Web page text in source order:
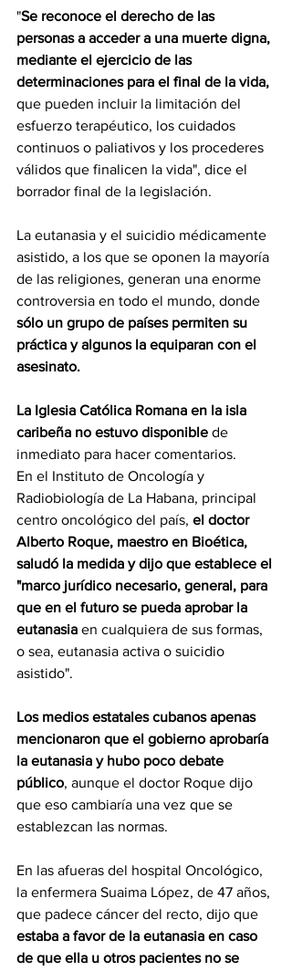
"Se reconoce el derecho de las
personas a acceder a una muerte digna,
mediante el ejercicio de las
determinaciones para el final de la vida,
que pueden incluir la limitación del
esfuerzo terapéutico, los cuidados
continuos o paliativos y los procederes
válidos que finalicen la vida", dice el
borrador final de la legislación.
La eutanasia y el suicidio médicamente
asistido, a los que se oponen la mayoría
de las religiones, generan una enorme
controversia en todo el mundo, donde
sólo un grupo de países permiten su
práctica y algunos la equiparan con el
asesinato.
La Iglesia Católica Romana en la isla
caribeña no estuvo disponible de
inmediato para hacer comentarios.
En el Instituto de Oncología y
Radiobiología de La Habana, principal
centro oncológico del país, el doctor
Alberto Roque, maestro en Bioética,
saludó la medida y dijo que establece el
"marco jurídico necesario, general, para
que en el futuro se pueda aprobar la
eutanasia en cualquiera de sus formas,
o sea, eutanasia activa o suicidio
asistido".
Los medios estatales cubanos apenas
mencionaron que el gobierno aprobaría
la eutanasia y hubo poco debate
público, aunque el doctor Roque dijo
que eso cambiaría una vez que se
establezcan las normas.
En las afueras del hospital Oncológico,
la enfermera Suaima López, de 47 años,
que padece cáncer del recto, dijo que
estaba a favor de la eutanasia en caso
de que ella u otros pacientes no se